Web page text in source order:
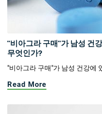
"비아그라 구매"가 남성 건
무엇인가?
"비아그라 구매"가 남성 건강에
Read More